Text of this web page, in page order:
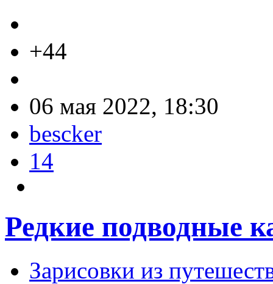
+44
06 мая 2022, 18:30
bescker
14
Редкие подводные
Зарисовки из